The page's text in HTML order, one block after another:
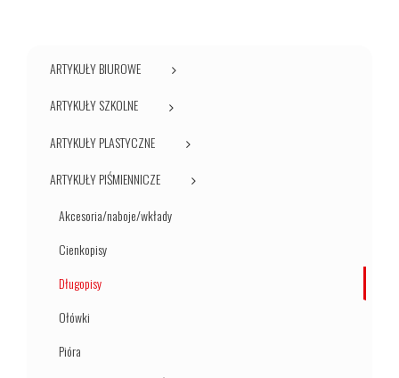
ARTYKUŁY BIUROWE
ARTYKUŁY SZKOLNE
ARTYKUŁY PLASTYCZNE
ARTYKUŁY PIŚMIENNICZE
Akcesoria/naboje/wkłady
Cienkopisy
Długopisy
Ołówki
Pióra